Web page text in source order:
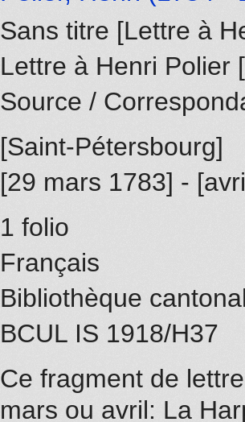
Sans titre [Lettre à
Lettre à Henri Polier
Source /
[Saint-Pétersbourg]
[29 mars 1783] -
1 folio
Français
Bibliothèque
BCUL IS 1918/H37
Ce fragment de
mars ou avril: La